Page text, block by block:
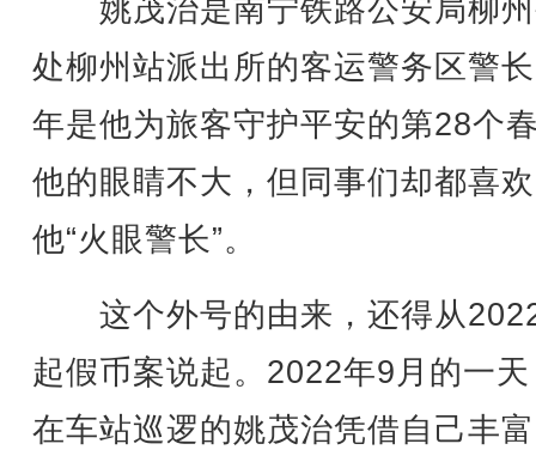
姚茂治是南宁铁路公安局柳
处柳州站派出所的客运警务区警
年是他为旅客守护平安的第28个
他的眼睛不大，但同事们却都喜
他“火眼警长”。
这个外号的由来，还得从
起假币案说起。2022年9月的一
在车站巡逻的姚茂治凭借自己丰